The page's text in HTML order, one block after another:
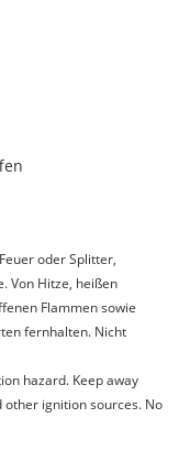
oder Splitter,
Von Hitze, heißen
Flammen sowie
fernhalten. Nicht
hazard. Keep away
ignition sources. No